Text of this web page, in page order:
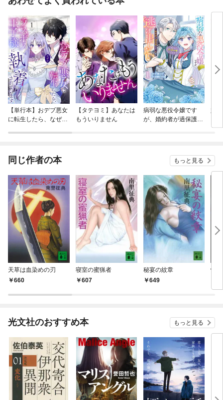
【単行本】おデブ悪女
に転生したら、なぜか
【タテヨミ】あなたは
もういりません
病弱な悪役令嬢です
が、婚約者が過保護す
妹
同じ作者の本 もっと見る
天草は血染めの刃
660
寝室の蜜猟者
607
秘宴の紋章
649
情
光文社のおすすめ本 もっと見る